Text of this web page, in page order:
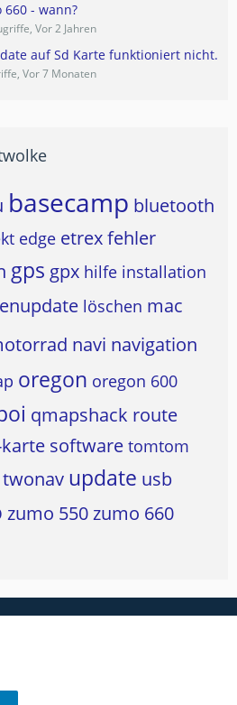
- wann?
Vor 2 Jahren
auf Sd Karte funktioniert nicht.
Vor 7 Monaten
basecamp bluetooth
edge etrexfehler
gps gpx hilfe installation
löschen mac
navi navigation
oregon oregon 600
qmapshack route
software tomtom
twonav update usb
zumo 550zumo 660